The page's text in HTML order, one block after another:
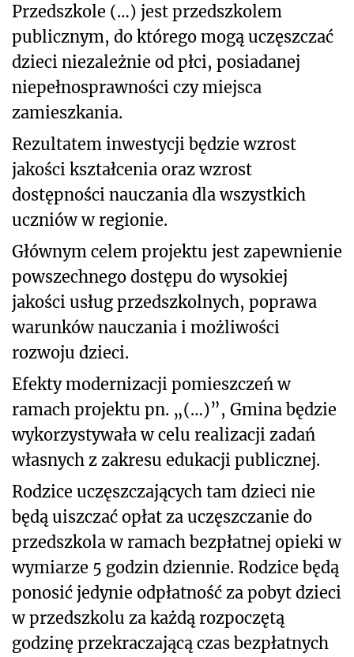
Przedszkole (…) jest przedszkolem
publicznym, do którego mogą uczęszczać
dzieci niezależnie od płci, posiadanej
niepełnosprawności czy miejsca
zamieszkania.
Rezultatem inwestycji będzie wzrost
jakości kształcenia oraz wzrost
dostępności nauczania dla wszystkich
uczniów w regionie.
Głównym celem projektu jest zapewnienie
powszechnego dostępu do wysokiej
jakości usług przedszkolnych, poprawa
warunków nauczania i możliwości
rozwoju dzieci.
Efekty modernizacji pomieszczeń w
ramach projektu pn. „(…)”, Gmina będzie
wykorzystywała w celu realizacji zadań
własnych z zakresu edukacji publicznej.
Rodzice uczęszczających tam dzieci nie
będą uiszczać opłat za uczęszczanie do
przedszkola w ramach bezpłatnej opieki w
wymiarze 5 godzin dziennie. Rodzice będą
ponosić jedynie odpłatność za pobyt dzieci
w przedszkolu za każdą rozpoczętą
godzinę przekraczającą czas bezpłatnych